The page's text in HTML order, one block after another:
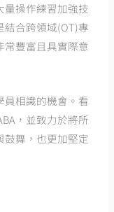
量操作練習加強技
合跨領域(OT)專
常豐富且具實際意
員相識的機會。看
，並致力於將所
鼓舞，也更加堅定